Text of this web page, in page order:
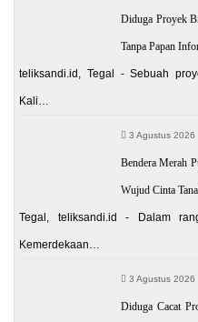
Diduga Proyek
Tanpa Papan
teliksandi.id, Tegal - Sebuah
Kali…
3 Agustus 2026
Bendera Merah
Wujud Cinta
Tegal, teliksandi.id - Dalam
Kemerdekaan…
3 Agustus 2026
Diduga Cacat